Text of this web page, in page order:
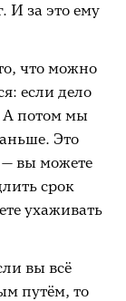
И за это ему
что можно
если дело
А потом мы
Это
— вы можете
срок
ухаживать
вы всё
путём, то